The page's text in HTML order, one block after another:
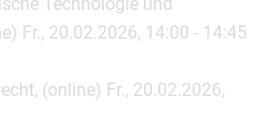
Fr., 20.02.2026, 14:00 - 14:45
(online) Fr., 20.02.2026,